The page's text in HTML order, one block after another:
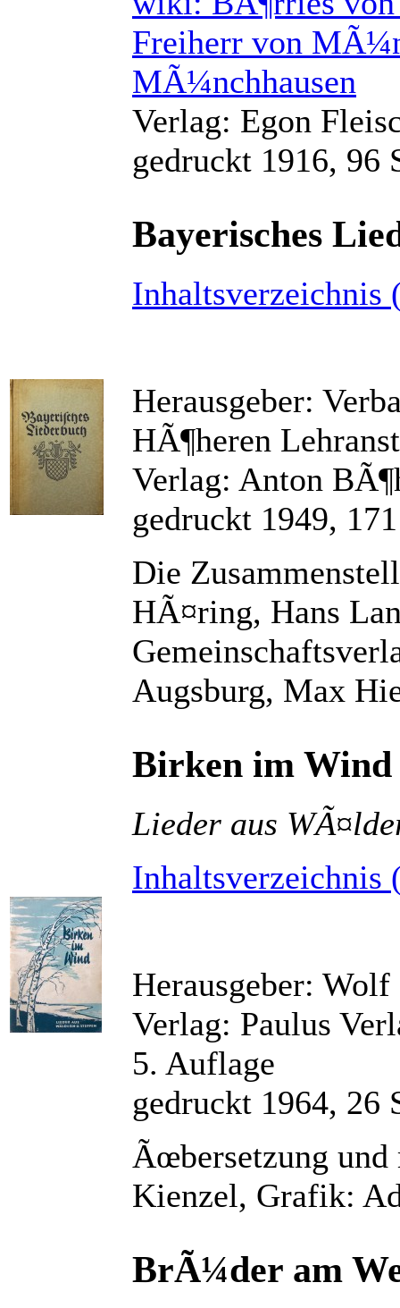
Freiherr von
MÃ¼nchhausen
Verlag: Egon
gedruckt 1916, 96
Bayerisches
Inhaltsverzeichnis
Herausgeber:
HÃ¶heren
Verlag: Anton
gedruckt 1949,
Die
HÃ¤ring, Hans
Augsburg, Max
Birken im Wind
Lieder aus
Inhaltsverzeichnis
Herausgeber:
Verlag: Paulus
5. Auflage
gedruckt 1964, 26
Ãœbersetzung
Kienzel, Grafik:
BrÃ¼der am